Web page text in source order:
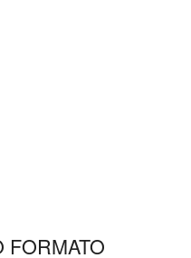
FORMATO